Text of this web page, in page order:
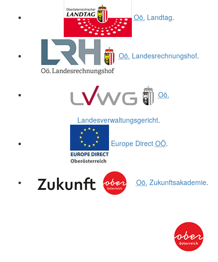
Oö. Landtag.
Oö. Landesrechnungshof.
Oö.
Landesverwaltungsgericht.
Europe Direct OÖ.
Oö. Zukunftsakademie.